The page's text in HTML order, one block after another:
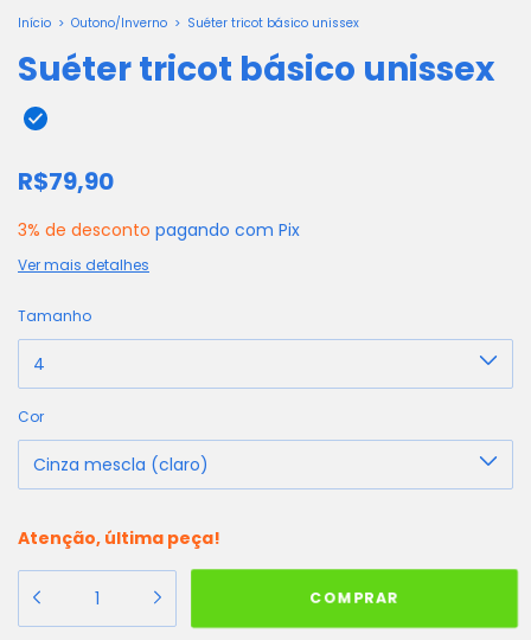
Início > Outono/Inverno > Suéter tricot básico unissex
Suéter tricot básico unissex
R$79,90
3% de desconto pagando com Pix
Ver mais detalhes
Tamanho
Cor
Atenção, última peça!